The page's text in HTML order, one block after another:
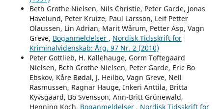
Beth Grothe Nielsen, Nils Christie, Peter Garde, Jonas
Havelund, Peter Kruize, Paul Larsson, Leif Petter
Olaussen, Lin Adrian, Marit Wårum, Petter Asp, Vagn
Greve, Boganmeldelser , Nordisk Tidsskrift for
Kriminalvidenskab: Årg. 97 Nr. 2 (2010)
Peter Gottlieb, H. Kallehauge, Gorm Toftegaard
Nielsen, Beth Grothe Nielsen, Peter Garde, Eric Bo
Ebskov, Kåre Bødal, J. Heilbo, Vagn Greve, Nell
Rasmussen, Ragnar Hauge, Inkeri Anttila, Britta
Kyvsgaard, Bo Svensson, Ann-Britt Grünewald,
Henning Koch, Boganmeldelser , Nordisk Tidsskrift for